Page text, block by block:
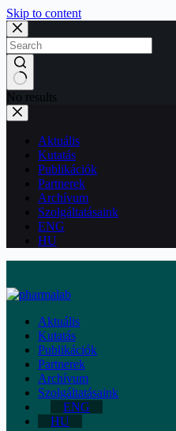
Skip to content
No results
Aktuális
Kutatás
Publikációk
Partnerek
Archívum
Szolgáltatásaink
ENG
HU
Aktuális
Kutatás
Publikációk
Partnerek
Archívum
Szolgáltatásaink
ENG
HU